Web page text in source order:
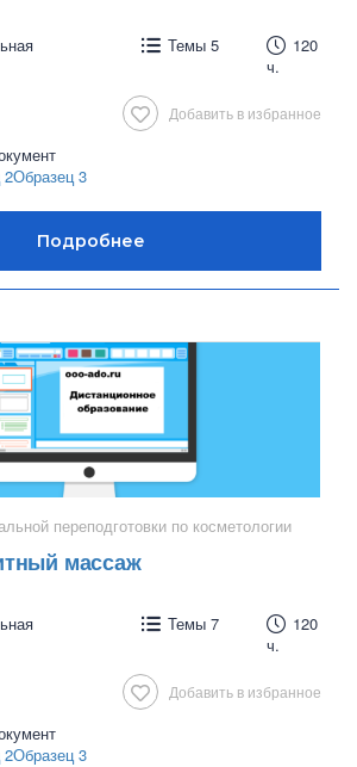
Темы 5
120
ч.
Добавить в избранное
2Образец 3
переподготовки по косметологии
массаж
Темы 7
120
ч.
Добавить в избранное
2Образец 3